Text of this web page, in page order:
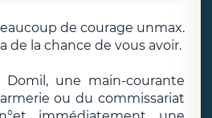
de courage unmax.
de la chance de vous avoir.
une main-courante
ou du commissariat